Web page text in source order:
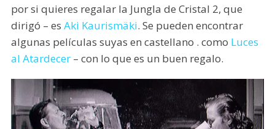
por si quieres regalar la Jungla de Cristal 2, que
dirigó – es Aki Kaurismäki. Se pueden encontrar
algunas películas suyas en castellano . como Luces
al Atardecer– con lo que es un buen regalo.